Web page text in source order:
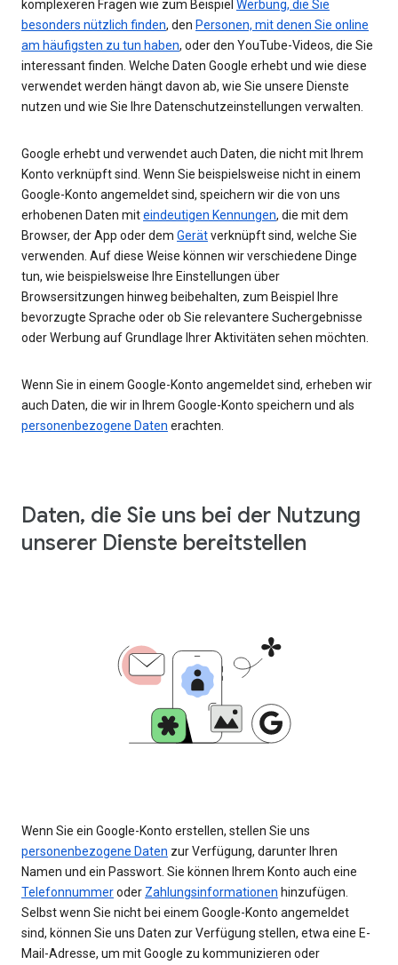
komplexeren Fragen wie zum Beispiel Werbung, die Sie
besonders nützlich finden, den Personen, mit denen Sie online
am häufigsten zu tun haben, oder den YouTube-Videos, die Sie
interessant finden. Welche Daten Google erhebt und wie diese
verwendet werden hängt davon ab, wie Sie unsere Dienste
nutzen und wie Sie Ihre Datenschutzeinstellungen verwalten.
Google erhebt und verwendet auch Daten, die nicht mit Ihrem
Konto verknüpft sind. Wenn Sie beispielsweise nicht in einem
Google-Konto angemeldet sind, speichern wir die von uns
erhobenen Daten miteindeutigen Kennungen, die mit dem
Browser, der App oder dem Gerätverknüpft sind, welche Sie
verwenden. Auf diese Weise können wir verschiedene Dinge
tun, wie beispielsweise Ihre Einstellungen über
Browsersitzungen hinweg beibehalten, zum Beispiel Ihre
bevorzugte Sprache oder ob Sie relevantere Suchergebnisse
oder Werbung auf Grundlage Ihrer Aktivitäten sehen möchten.
Wenn Sie in einem Google-Konto angemeldet sind, erheben wir
auch Daten, die wir in Ihrem Google-Konto speichern und als
personenbezogene Daten erachten.
Daten, die Sie uns bei der Nutzung
unserer Dienste bereitstellen
Wenn Sie ein Google-Konto erstellen, stellen Sie uns
personenbezogene Daten zur Verfügung, darunter Ihren
Namen und ein Passwort. Sie können Ihrem Konto auch eine
Telefonnummeroder Zahlungsinformationen hinzufügen.
Selbst wenn Sie nicht bei einem Google-Konto angemeldet
sind, können Sie uns Daten zur Verfügung stellen, etwa eine E-
Mail-Adresse, um mit Google zu kommunizieren oder